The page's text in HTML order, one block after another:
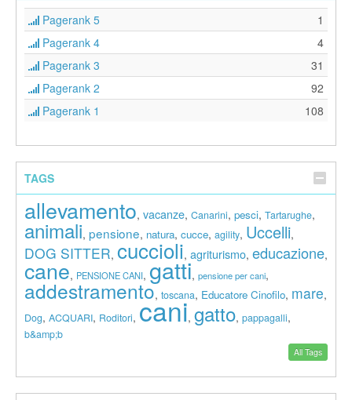
Pagerank 5
1
Pagerank 4
4
Pagerank 3
31
Pagerank 2
92
Pagerank 1
108
TAGS
allevamento, vacanze, Canarini, pesci, Tartarughe,
animali, pensione, natura, cucce, agility, Uccelli,
DOG SITTER, cuccioli, agriturismo, educazione,
cane, PENSIONE CANI, gatti, pensione per cani,
addestramento, toscana, Educatore Cinofilo, mare,
Dog, ACQUARI, Roditori, cani, gatto, pappagalli,
b&amp;b
All Tags